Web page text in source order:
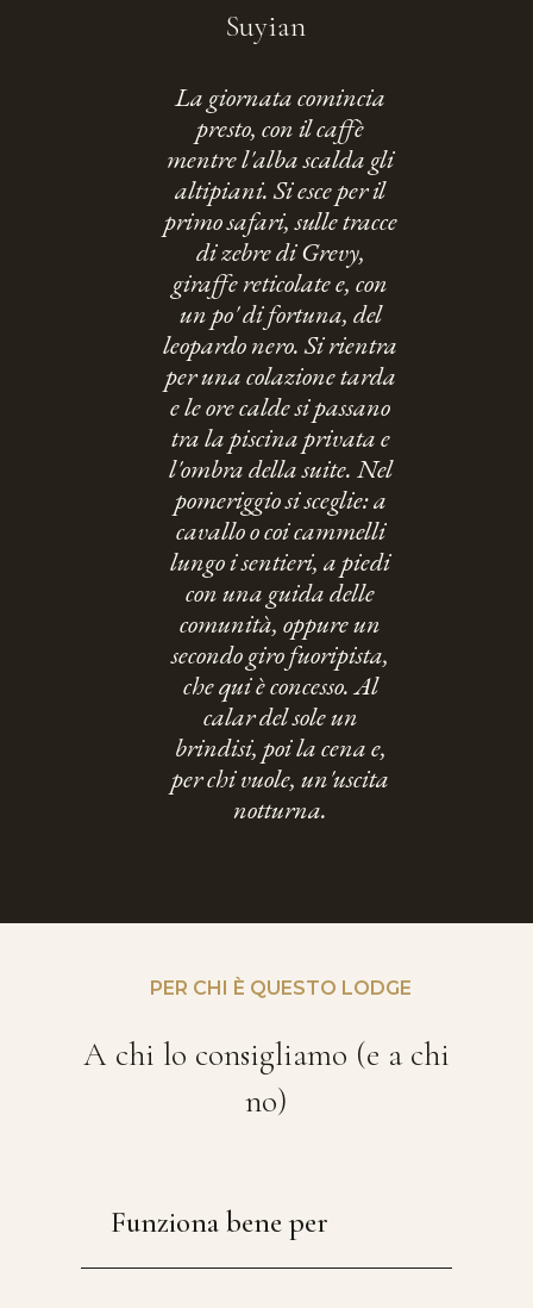
Suyian
La giornata comincia
presto, con il caffè
mentre l'alba scalda gli
altipiani. Si esce per il
primo safari, sulle tracce
di zebre di Grevy,
giraffe reticolate e, con
un po' di fortuna, del
leopardo nero. Si rientra
per una colazione tarda
e le ore calde si passano
tra la piscina privata e
l'ombra della suite. Nel
pomeriggio si sceglie: a
cavallo o coi cammelli
lungo i sentieri, a piedi
con una guida delle
comunità, oppure un
secondo giro fuoripista,
che qui è concesso. Al
calar del sole un
brindisi, poi la cena e,
per chi vuole, un'uscita
notturna.
PER CHI È QUESTO LODGE
A chi lo consigliamo (e a chi
no)
Funziona bene per